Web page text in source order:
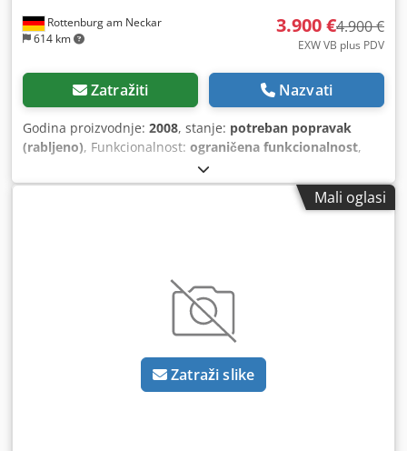
Rottenburg am Neckar
614 km
3.900 €4.900 €
EXW VB plus PDV
Zatražiti Nazvati
Godina proizvodnje: 2008, stanje: potreban popravak
(rabljeno), Funkcionalnost: ograničena funkcionalnost,
, Stroj SAR-1000-B-015 s
priborom: Uključuje sustav za ekstrakciju ULT ASD 300 Ex.
Upute za rad mogu se poslati u PDF formatu. Stroj je
sljedeći rezervni dijelovi: - Z-os - Ležajevi osi Y1 i Y2 -
Zamjena napojnih kabela, kabela Hall senzora i
pneumatskih crijeva - Kočnica X-osi - Mlaznica za
ekstrakciju + crijevo za ekstrakciju - Senzor Shuttle (B4.3/E)
- Držači alata (5 komada) - Zamjena UPS-a Cedpfsxwvruex
Ahrsha - Četka pritisne letve - Svjetiljka za signalnu lampu
- Brtveni prsten pritisne letve, pneumatski cilindar, vodilica
Mali oglasi
Zatraži slike